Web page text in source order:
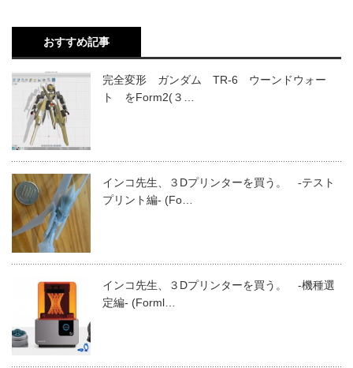
おすすめ記事
完全変形 ガンダム TR-6 ウーンドウォー
ト をForm2(３…
インコ先生、３Dプリンターを買う。 -テスト
プリント編- (Fo…
インコ先生、３Dプリンターを買う。 -機種選
定編- (Forml…